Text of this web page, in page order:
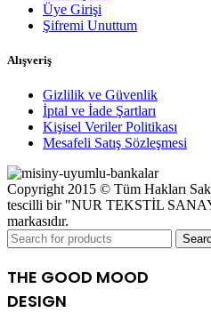
Üye Girişi
Şifremi Unuttum
Alışveriş
Gizlilik ve Güvenlik
İptal ve İade Şartları
Kişisel Veriler Politikası
Mesafeli Satış Sözleşmesi
Copyright 2015 © Tüm Hakları
tescilli bir "NUR TEKSTİL
markasıdır.
THE GOOD MOOD
DESIGN